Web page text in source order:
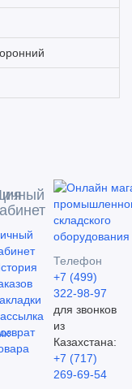
Телефон
+7 (499)
322-98-97
для звонков
из
Казахстана:
+7 (717)
269-69-54